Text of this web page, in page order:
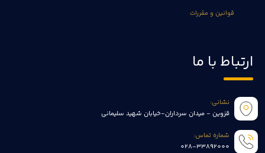
قوانین و مقررات
ارتباط با ما
نشانی:
قزوین - میدان سرداران-خیابان شهید سلیمانی
شماره تماس:
028-33892000